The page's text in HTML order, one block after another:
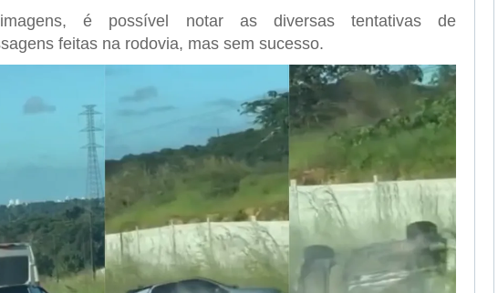
é possível notar as diversas tentativas de
feitas na rodovia, mas sem sucesso.